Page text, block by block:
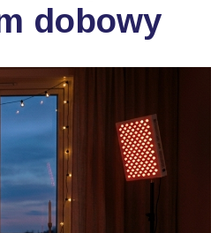
dobowy